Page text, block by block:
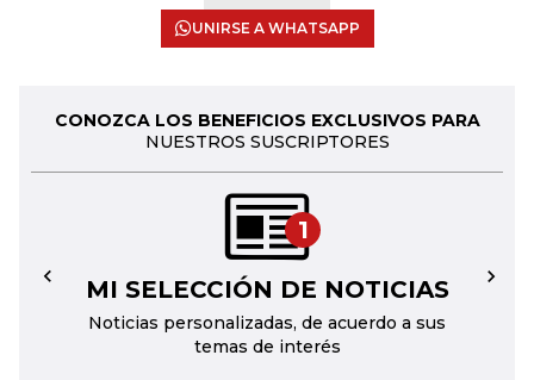
UNIRSE A WHATSAPP
CONOZCA LOS BENEFICIOS EXCLUSIVOS PARA
NUESTROS SUSCRIPTORES
1
MI SELECCIÓN DE NOTICIAS
Noticias personalizadas, de acuerdo a sus
temas de interés
← →